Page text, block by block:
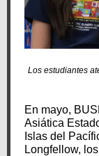
Los estudiantes
En mayo,
Asiática
Islas del
Longfellow,